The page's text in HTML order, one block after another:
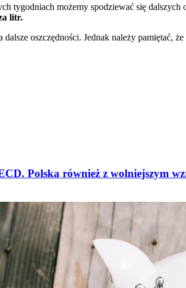
tygodniach możemy spodziewać się
litr.
dalsze oszczędności. Jednak należy pamiętać,
Polska również z wolniejszym